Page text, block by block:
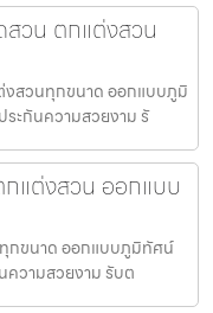
วน ตกแต่งสวน
สวนทุกขนาด ออกแบบภูมิ
ะกันความสวยงาม รั
แต่งสวน ออกแบบ
กขนาด ออกแบบภูมิทัศน์
ความสวยงาม รับต